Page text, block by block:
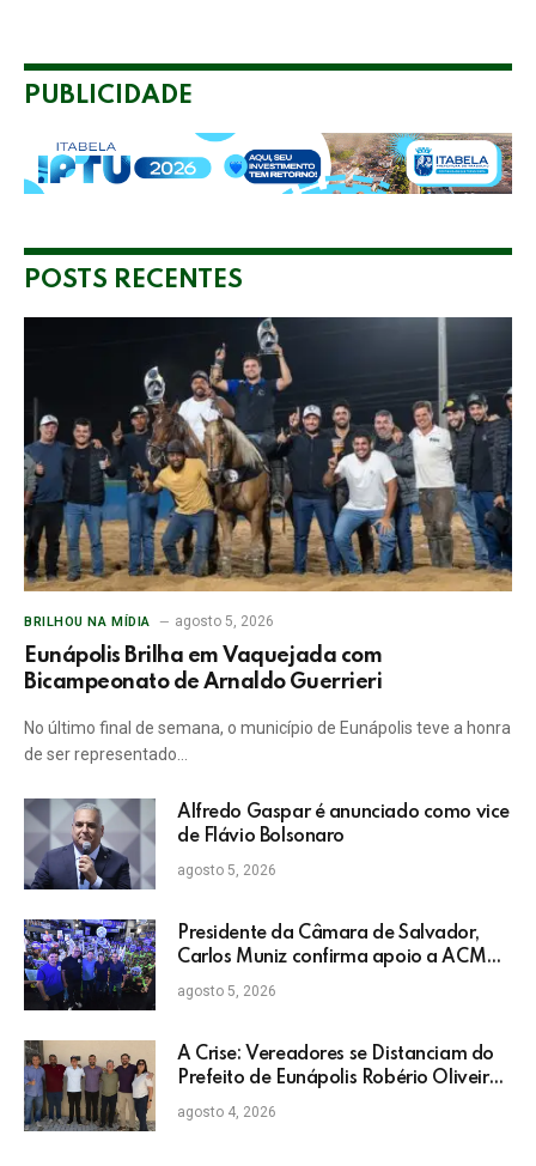
PUBLICIDADE
POSTS RECENTES
BRILHOU NA MÍDIA agosto 5, 2026
Eunápolis Brilha em Vaquejada com
Bicampeonato de Arnaldo Guerrieri
No último final de semana, o município de Eunápolis teve a honra
de ser representado…
Alfredo Gaspar é anunciado como vice
de Flávio Bolsonaro
agosto 5, 2026
Presidente da Câmara de Salvador,
Carlos Muniz confirma apoio a ACM
Neto: “Irei lutar voto a voto na sua
campanha”
agosto 5, 2026
A Crise: Vereadores se Distanciam do
Prefeito de Eunápolis Robério Oliveira
nas Eleições
agosto 4, 2026